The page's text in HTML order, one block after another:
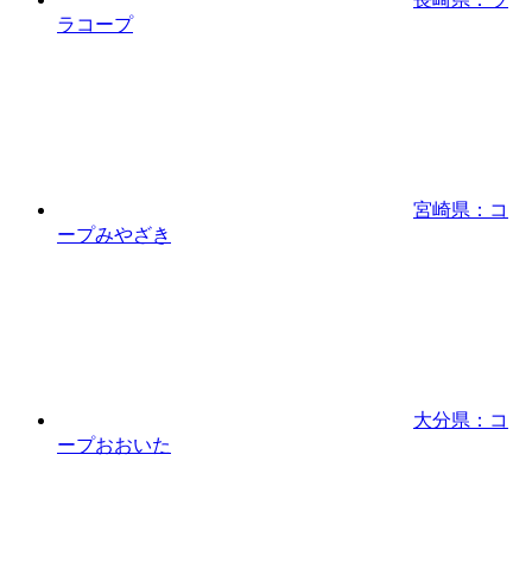
ラコープ
宮崎県：コ
ープみやざき
大分県：コ
ープおおいた